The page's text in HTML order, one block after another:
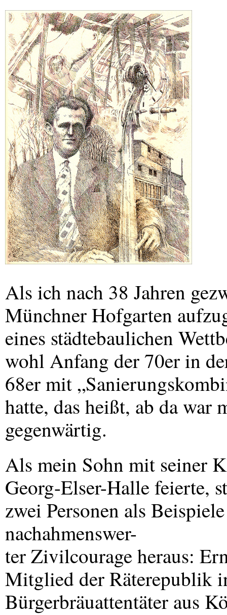
Als ich nach 38 Jahren
Münchner Hofgarten
eines städtebaulichen
wohl Anfang der 70er in
68er mit
hatte, das heißt, ab da war
gegenwärtig.
Als mein Sohn mit seiner
Georg-Elser-Halle feierte,
zwei Personen als
nachahmenswer-
ter Zivilcourage heraus:
Mitglied der Räterepublik
Bürgerbräuattentäter aus